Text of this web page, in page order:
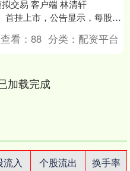
交易 客户端 林清轩
首挂上市，公告显示，每股定
，共发行1396.65万股股
查看：88 分类： 配资平台
加载完成
流入 个股流出
换手率